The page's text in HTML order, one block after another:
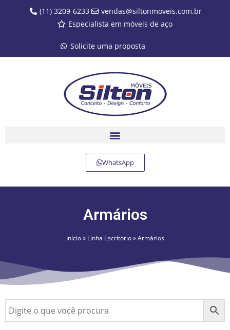
(11) 3209-6233
vendas@siltonmoveis.com.br
Especialista em móveis de aço
Solicite uma proposta
WhatsApp
Armários
Início» Linha Escritório»Armários